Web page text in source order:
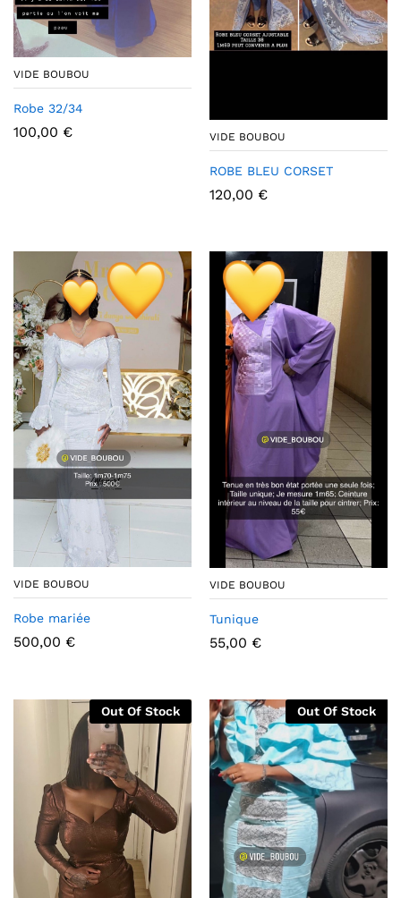
VIDE BOUBOU
Robe 32/34
100,00 € VIDE BOUBOU
ROBE BLEU CORSET
120,00 €
VIDE BOUBOU
Robe mariée
500,00 €
VIDE BOUBOU
Tunique
55,00 €
Out Of Stock Out Of Stock